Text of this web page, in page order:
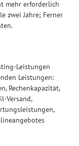
mehr erforderlich
zwei Jahre; Ferner
Leistungen
Leistungen:
Rechenkapazität,
Versand,